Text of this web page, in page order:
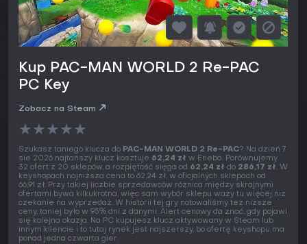
Kup PAC-MAN WORLD 2 Re-PAC
PC Key
Zobacz na Steam
★★★★★
Szukasz taniego klucza do PAC-MAN WORLD 2 Re-PAC? Na dzień 7
sie 2026 najtańszy klucz kosztuje 62,24 zł w Eneba. Porównujemy
32 ofert z 20 sklepów, a rozpiętość sięga od 62,24 zł do 286,17 zł. W
keyshopach najniższa cena to 62,24 zł, w oficjalnych sklepach od
66,91 zł. Przy takiej liczbie sprzedawców różnica między skrajnymi
ofertami bywa kilkukrotna, więc sam wybór sklepu waży tu więcej niż
czekanie na wyprzedaż. W historii tej gry notowaliśmy też niższe
ceny, taniej było w 95% dni z danymi. Alert cenowy da znać, gdy pojawi
się kolejna okazja. Na PC kupujesz klucz aktywowany w Steam lub
innym kliencie i to tutaj rynek jest najszerszy, bo ofertę keyshopu ma
ponad jedna czwarta gier.